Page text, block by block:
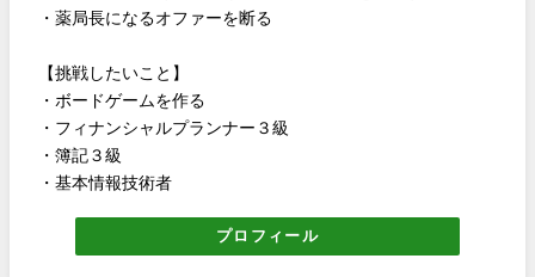
・薬局長になるオファーを断る
【挑戦したいこと】
・ボードゲームを作る
・フィナンシャルプランナー３級
・簿記３級
・基本情報技術者
プロフィール